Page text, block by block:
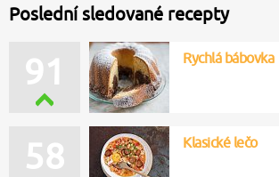
Poslední sledované recepty
91 Rychlá bábovka
58 Klasické lečo